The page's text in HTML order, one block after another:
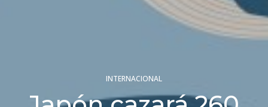
INTERNACIONAL